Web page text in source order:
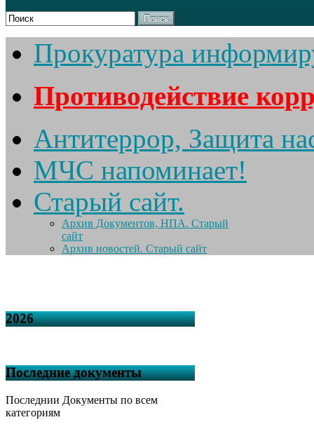
Поиск
Прокуратура
Противодействие
Антитеррор, Защита
МЧС напоминает!
Старый сайт.
Архив Документов, НПА. Старый
сайт
Архив новостей. Старый сайт
2026
Последние документы
Последнии Документы по всем
категориям